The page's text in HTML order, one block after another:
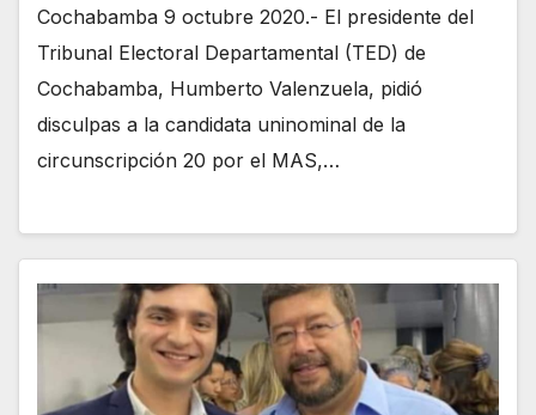
Cochabamba 9 octubre 2020.- El presidente del
Tribunal Electoral Departamental (TED) de
Cochabamba, Humberto Valenzuela, pidió
disculpas a la candidata uninominal de la
circunscripción 20 por el MAS,…